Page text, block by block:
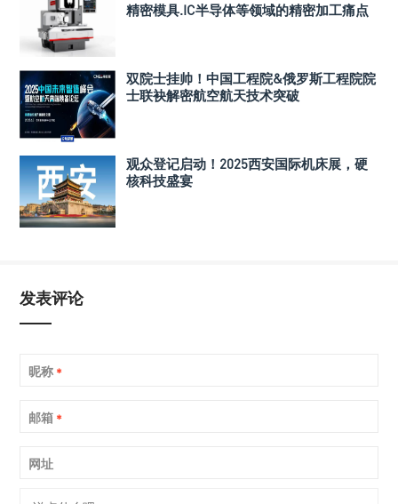
精密模具.IC半导体等领域的精密加工痛点
双院士挂帅！中国工程院&俄罗斯工程院院
士联袂解密航空航天技术突破
观众登记启动！2025西安国际机床展，硬
核科技盛宴
发表评论
昵称 *
邮箱 *
网址